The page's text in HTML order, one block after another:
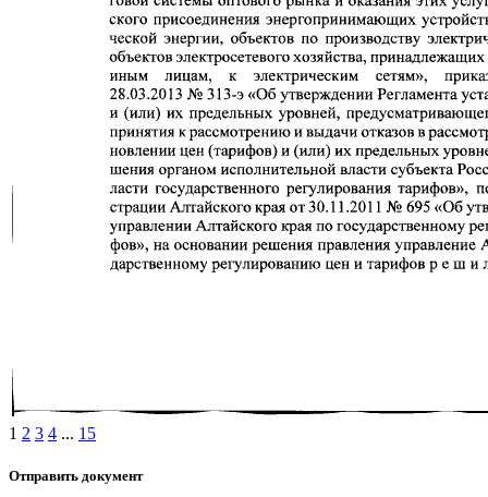
1 2 3 4 ... 15
Отправить документ